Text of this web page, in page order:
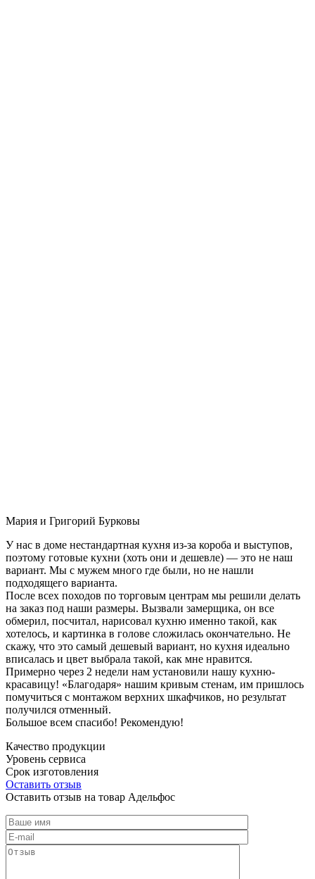
Мария и Григорий Бурковы
У нас в доме нестандартная кухня из-за короба и выступов,
поэтому готовые кухни (хоть они и дешевле) — это не наш
вариант. Мы с мужем много где были, но не нашли
подходящего варианта.
После всех походов по торговым центрам мы решили делать
на заказ под наши размеры. Вызвали замерщика, он все
обмерил, посчитал, нарисовал кухню именно такой, как
хотелось, и картинка в голове сложилась окончательно. Не
скажу, что это самый дешевый вариант, но кухня идеально
вписалась и цвет выбрала такой, как мне нравится.
Примерно через 2 недели нам установили нашу кухню-
красавицу! «Благодаря» нашим кривым стенам, им пришлось
помучиться с монтажом верхних шкафчиков, но результат
получился отменный.
Большое всем спасибо! Рекомендую!
Качество продукции
Уровень сервиса
Срок изготовления
Оставить отзыв
Оставить отзыв на товар Адельфос